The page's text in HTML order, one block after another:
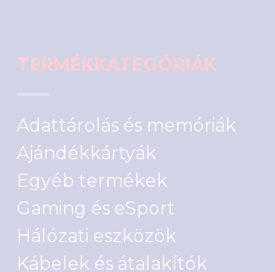
TERMÉKKATEGÓRIÁK
Adattárolás és memóriák
Ajándékkártyák
Egyéb termékek
Gaming és eSport
Hálózati eszközök
Kábelek és átalakítók